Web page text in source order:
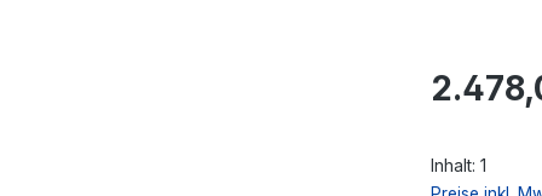
Regulärer
Inhalt: 1